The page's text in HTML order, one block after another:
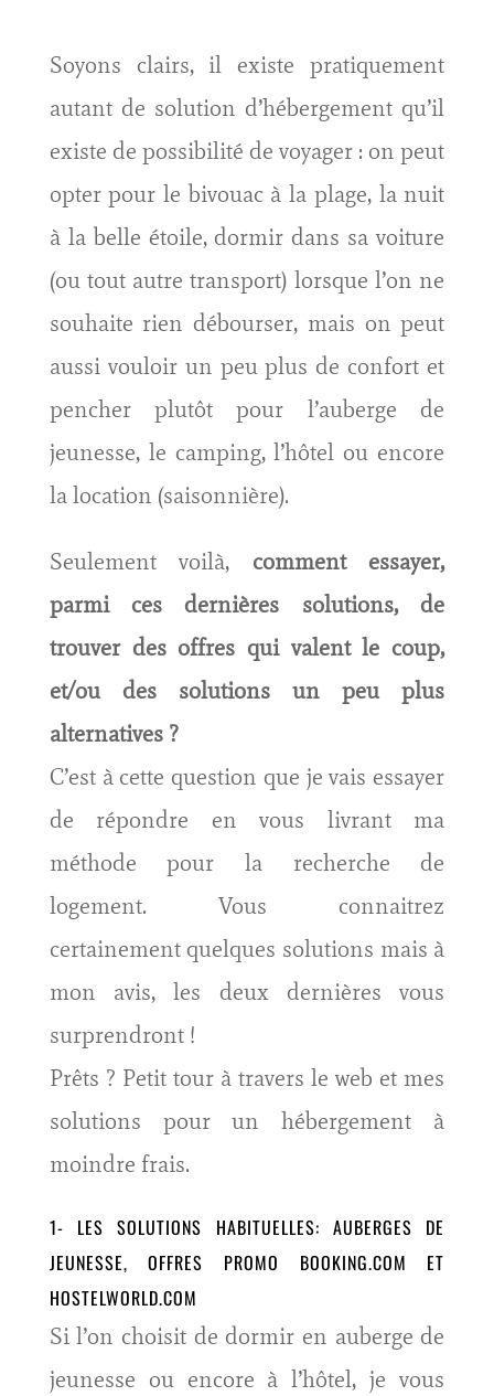
Soyons clairs, il existe pratiquement
autant de solution d’hébergement qu’il
existe de possibilité de voyager : on peut
opter pour le bivouac à la plage, la nuit
à la belle étoile, dormir dans sa voiture
(ou tout autre transport) lorsque l’on ne
souhaite rien débourser, mais on peut
aussi vouloir un peu plus de confort et
pencher plutôt pour l’auberge de
jeunesse, le camping, l’hôtel ou encore
la location (saisonnière).
Seulement voilà, comment essayer,
parmi ces dernières solutions, de
trouver des offres qui valent le coup,
et/ou des solutions un peu plus
alternatives ?
C’est à cette question que je vais essayer
de répondre en vous livrant ma
méthode pour la recherche de
logement. Vous connaitrez
certainement quelques solutions mais à
mon avis, les deux dernières vous
surprendront !
Prêts ? Petit tour à travers le web et mes
solutions pour un hébergement à
moindre frais.
1- LES SOLUTIONS HABITUELLES: AUBERGES DE
JEUNESSE, OFFRES PROMO BOOKING.COM ET
HOSTELWORLD.COM
Si l’on choisit de dormir en auberge de
jeunesse ou encore à l’hôtel, je vous